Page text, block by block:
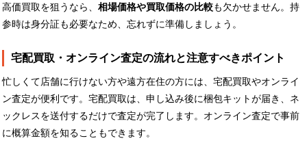
高価買取を狙うなら、 相場価格や買取価格の比較も欠かせません。持
参時は身分証も必要なため、忘れずに準備しましょう。
宅配買取・オンライン査定の流れと注意すべきポイント
忙しくて店舗に行けない方や遠方在住の方には、宅配買取やオンライ
ン査定が便利です。宅配買取は、申し込み後に梱包キットが届き、ネ
ックレスを送付するだけで査定が完了します。オンライン査定で事前
に概算金額を知ることもできます。